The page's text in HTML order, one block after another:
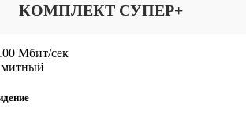
КОМПЛЕКТ СУПЕР+
Мбит/сек